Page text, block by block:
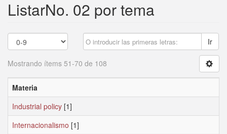
ListarNo. 02 por tema
Ir
Mostrando ítems 51-70 de 108
Materia
Industrial policy [1]
Internacionalismo [1]